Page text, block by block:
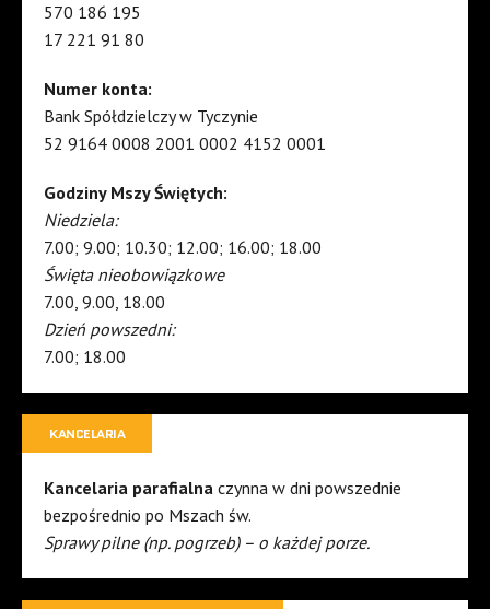
570 186 195
17 221 91 80
Numer konta:
Bank Spółdzielczy w Tyczynie
52 9164 0008 2001 0002 4152 0001
Godziny Mszy Świętych:
Niedziela:
7.00; 9.00; 10.30; 12.00; 16.00; 18.00
Święta nieobowiązkowe
7.00, 9.00, 18.00
Dzień powszedni:
7.00; 18.00
KANCELARIA
Kancelaria parafialna czynna w dni powszednie
bezpośrednio po Mszach św.
Sprawy pilne (np. pogrzeb) – o każdej porze.